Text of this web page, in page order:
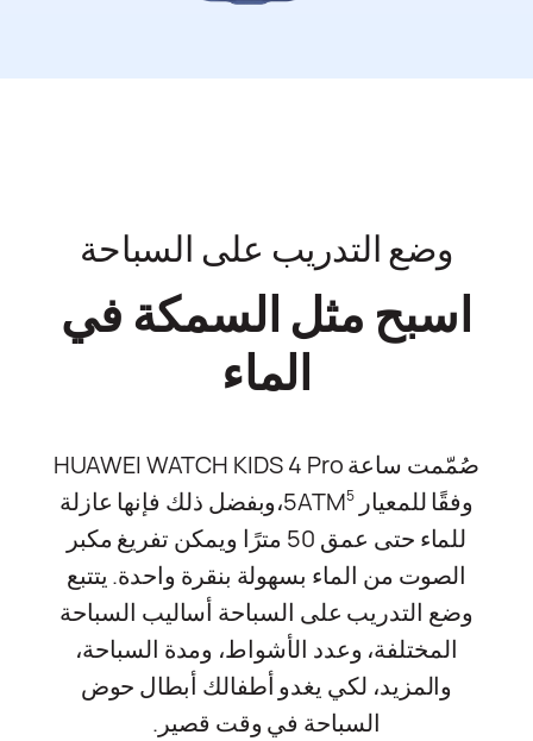
وضع التدريب على السباحة
اسبح مثل السمكة في
الماء
صُمّمت ساعة HUAWEI WATCH KIDS 4 Pro
وفقًا للمعيار 5ATM 5
،وبفضل ذلك فإنها عازلة
للماء حتى عمق 50 مترًا ويمكن تفريغ مكبر
الصوت من الماء بسهولة بنقرة واحدة. يتتبع
وضع التدريب على السباحة أساليب السباحة
المختلفة، وعدد الأشواط، ومدة السباحة،
والمزيد، لكي يغدو أطفالك أبطال حوض
السباحة في وقت قصير.